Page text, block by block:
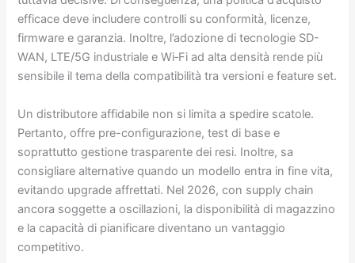
efficace deve includere controlli su conformità, licenze,
firmware e garanzia. Inoltre, l’adozione di tecnologie SD-
WAN, LTE/5G industriale e Wi‑Fi ad alta densità rende più
sensibile il tema della compatibilità tra versioni e feature set.
Un distributore affidabile non si limita a spedire scatole.
Pertanto, offre pre-configurazione, test di base e
soprattutto gestione trasparente dei resi. Inoltre, sa
consigliare alternative quando un modello entra in fine vita,
evitando upgrade affrettati. Nel 2026, con supply chain
ancora soggette a oscillazioni, la disponibilità di magazzino
e la capacità di pianificare diventano un vantaggio
competitivo.